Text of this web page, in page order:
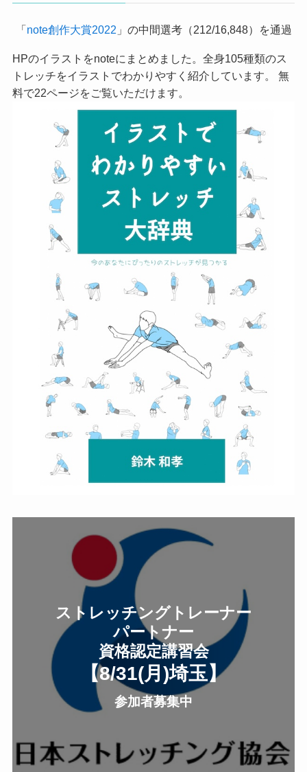
「 note創作大賞2022 」の中間選考（212/16,848）を通過
HPのイラストをnoteにまとめました。全身105種類のス
トレッチをイラストでわかりやすく紹介しています。 無
料で22ページをご覧いただけます。
ストレッチングトレーナー
パートナー
資格認定講習会
【8/31(月 )埼玉】
参加者募集中